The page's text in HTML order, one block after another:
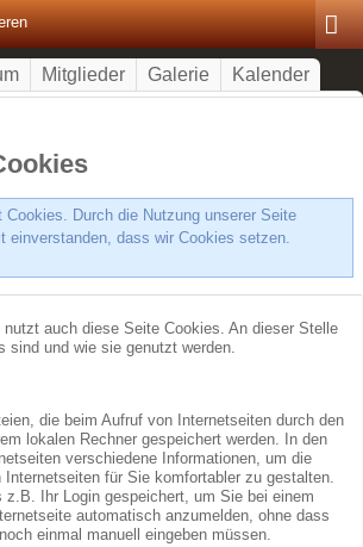
Mitglieder Galerie Kalender
Cookies. Durch die Nutzung unserer Seite
einverstanden, dass wir Cookies setzen.
auch diese Seite Cookies. An dieser Stelle
sind und wie sie genutzt werden.
die beim Aufruf von Internetseiten durch den
lokalen Rechner gespeichert werden. In den
verschiedene Informationen, um die
Internetseiten für Sie komfortabler zu gestalten.
Ihr Login gespeichert, um Sie bei einem
automatisch anzumelden, ohne dass
einmal manuell eingeben müssen.